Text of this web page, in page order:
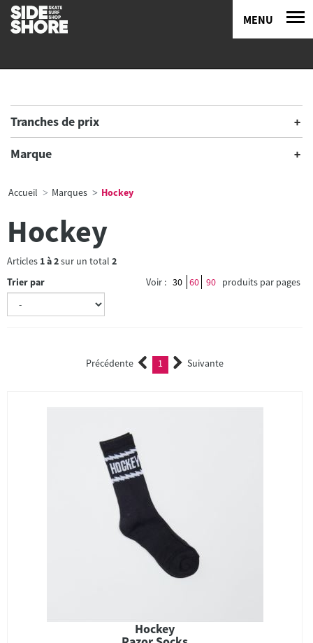
MENU
Tranches de prix
Marque
Accueil Marques Hockey
Hockey
Articles 1à2sur un total 2
Trier par
Voir : 30 60 90 produits par pages
Précédente 1 (current)Suivante
Hockey